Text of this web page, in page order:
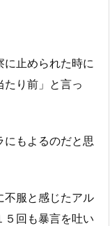
止められた時に
たり前」と言っ
にもよるのだと思
不服と感じたアル
５回も暴言を吐い